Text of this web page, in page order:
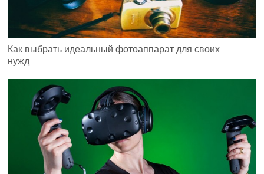
Как выбрать идеальный фотоаппарат для своих
нужд